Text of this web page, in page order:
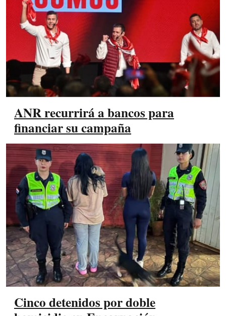
ANR recurrirá a bancos para
financiar su campaña
Cinco detenidos por doble